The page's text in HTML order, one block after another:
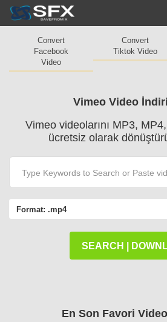
Convert
Facebook
Video
Convert
Tiktok Video
Vimeo Video
Vimeo videolarını MP3,
ücretsiz olarak
Format: .mp4
SEARCH |
En Son Favori